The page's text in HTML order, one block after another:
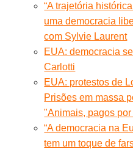
“A trajetória
uma democracia
com Sylvie Laurent
EUA: democracia
Carlotti
EUA: protestos de
Prisões em massa
"Animais, pagos
“A democracia na
tem um toque de